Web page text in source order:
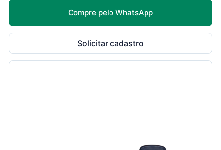
Compre pelo WhatsApp
Solicitar cadastro